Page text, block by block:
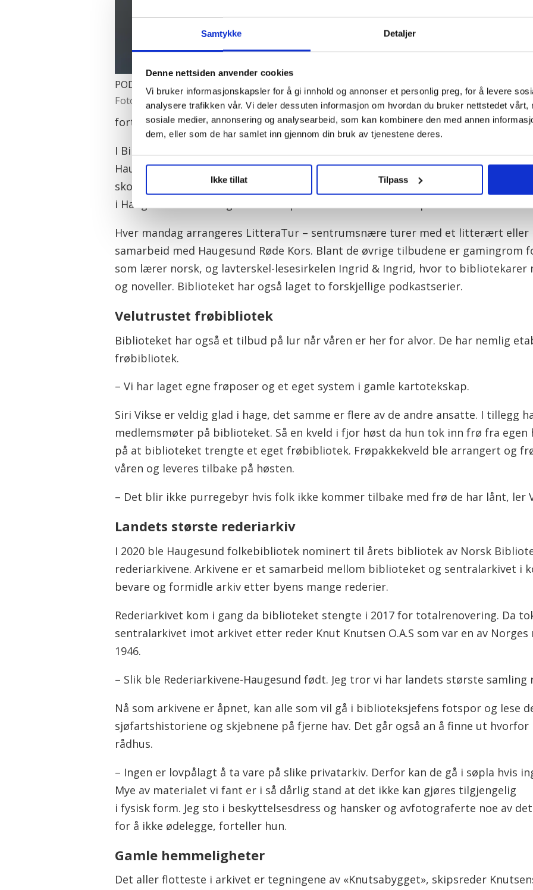
Samtykke Detaljer
Denne nettsiden anvender cookies
Vi bruker informasjonskapsler for å gi innhold og annonser et personlig preg, for å levere
analysere trafikken vår. Vi deler dessuten informasjon om hvordan du bruker nettstedet vårt,
sosiale medier, annonsering og analysearbeid, som kan kombinere den med annen
dem, eller som de har samlet inn gjennom din bruk av tjenestene deres.
Ikke tillat Tilpass
PODKASTER: Nestleder Ingrid Bie Helgesen står bak to ulike podkast-serier. Fantasy, sci-fi og tegneserier i fokus i samarbeid med Den lille bokbutikken i sentrum og Ingrid&Ingrid etter shared-reading metoden.
Foto: Jan Kåre Ness
– Det
forteller at alle er vant til rare ideer og å drive med utvikling av tjenester.
I Biblioteksparken er det også bygd to insekthotell. Disse er gitt i gave fra
Haugesund kommunes realfagsatsing. Bærekraftsbiblioteket til FN er oppe og
skoler, biblioteker og andre organisasjoner til å arrangere lesesirkler for barn i
i Haugesund har de laget en serie på 17 små filmer hvor de presenterer hvert
Hver mandag arrangeres LitteraTur – sentrumsnære turer med et litterært
samarbeid med Haugesund Røde Kors. Blant de øvrige tilbudene er gamingrom
som lærer norsk, og lavterskel-lesesirkelen Ingrid & Ingrid, hvor to bibliotekarer
og noveller. Biblioteket har også laget to forskjellige podkastserier.
Velutrustet frøbibliotek
Biblioteket har også et tilbud på lur når våren er her for alvor. De har nemlig
frøbibliotek.
– Vi har laget egne frøposer og et eget system i gamle kartotekskap.
Siri Vikse er veldig glad i hage, det samme er flere av de andre ansatte. I tillegg
medlemsmøter på biblioteket. Så en kveld i fjor høst da hun tok inn frø fra egen
på at biblioteket trengte et eget frøbibliotek. Frøpakkekveld ble arrangert og
våren og leveres tilbake på høsten.
– Det blir ikke purregebyr hvis folk ikke kommer tilbake med frø de har lånt, ler
Landets største rederiarkiv
I 2020 ble Haugesund folkebibliotek nominert til årets bibliotek av Norsk
rederiarkivene. Arkivene er et samarbeid mellom biblioteket og sentralarkivet i
bevare og formidle arkiv etter byens mange rederier.
Rederiarkivet kom i gang da biblioteket stengte i 2017 for totalrenovering. Da
sentralarkivet imot arkivet etter reder Knut Knutsen O.A.S som var en av
1946.
– Slik ble Rederiarkivene-Haugesund født. Jeg tror vi har landets største samling
Nå som arkivene er åpnet, kan alle som vil gå i biblioteksjefens fotspor og lese
sjøfartshistoriene og skjebnene på fjerne hav. Det går også an å finne ut hvorfor
rådhus.
– Ingen er lovpålagt å ta vare på slike privatarkiv. Derfor kan de gå i søpla hvis
Mye av materialet vi fant er i så dårlig stand at det ikke kan gjøres tilgjengelig
i fysisk form. Jeg sto i beskyttelsesdress og hansker og avfotograferte noe av
for å ikke ødelegge, forteller hun.
Gamle hemmeligheter
Det aller flotteste i arkivet er tegningene av «Knutsabygget», skipsreder